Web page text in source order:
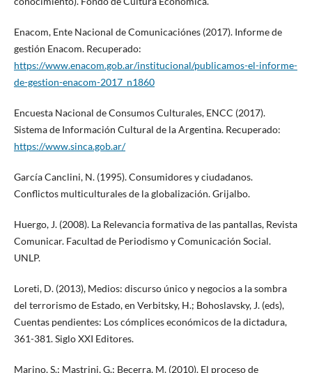
Enacom, Ente Nacional de Comunicaciónes (2017). Informe de
gestión Enacom. Recuperado:
https://www.enacom.gob.ar/institucional/publicamos-el-informe-
de-gestion-enacom-2017_n1860
Encuesta Nacional de Consumos Culturales, ENCC (2017).
Sistema de Información Cultural de la Argentina. Recuperado:
https://www.sinca.gob.ar/
García Canclini, N. (1995). Consumidores y ciudadanos.
Conflictos multiculturales de la globalización. Grijalbo.
Huergo, J. (2008). La Relevancia formativa de las pantallas, Revista
Comunicar. Facultad de Periodismo y Comunicación Social.
UNLP.
Loreti, D. (2013), Medios: discurso único y negocios a la sombra
del terrorismo de Estado, en Verbitsky, H.; Bohoslavsky, J. (eds),
Cuentas pendientes: Los cómplices económicos de la dictadura,
361-381. Siglo XXI Editores.
Marino, S.; Mastrini, G.; Becerra, M. (2010). El proceso de